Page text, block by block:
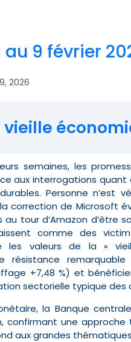
9 février
2026
semaines, les
aux interrogations
Personne n’est
correction de Microsoft
au tour d’Amazon d’être
comme des
les valeurs de la «
résistance
+7,48 %) et
sectorielle typique des
la Banque
confirmant une
aux grandes